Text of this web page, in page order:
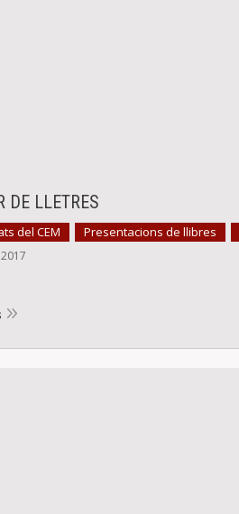
DE LLETRES
del CEM Presentacions de llibres